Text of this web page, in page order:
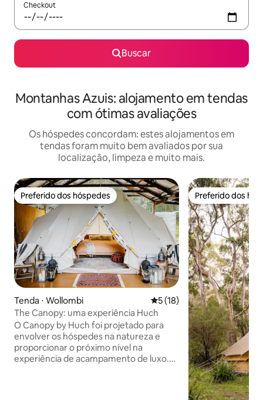
Checkout
Buscar
Montanhas Azuis: alojamento em tendas
com ótimas avaliações
Os hóspedes concordam: estes alojamentos em
tendas foram muito bem avaliados por sua
localização, limpeza e muito mais.
Preferido dos hóspedes
Preferido dos hóspedes
Tenda ⋅ Wollombi 5 de uma avaliação média
5 (18)
The Canopy: uma experiência Huch
O Canopy by Huch foi projetado para
envolver os hóspedes na natureza e
proporcionar o próximo nível na
experiência de acampamento de luxo.
Preferido dos
Preferido dos